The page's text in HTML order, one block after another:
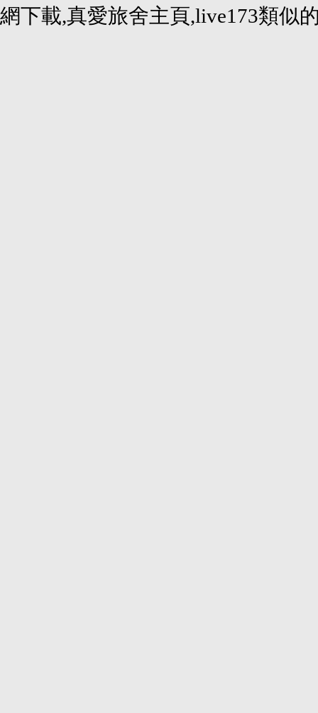
網下載,真愛旅舍主頁,live173類似